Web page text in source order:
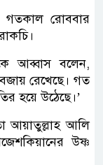
গতকাল রোববার
আব্বাস বলেন,
রেখেছে। গত
হয়ে উঠেছে।’
আয়াতুল্লাহ আলি
উষ্ণ